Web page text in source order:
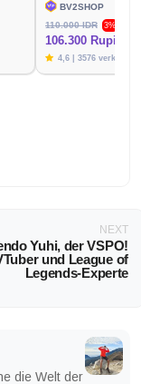
BV2SHOP
110.000 IDR
3%
106.300 Rupien
4,6 | 3576 verkauft
NEXT
Yuhi, der VSPO!
und League of
Legends-Experte
die Welt der